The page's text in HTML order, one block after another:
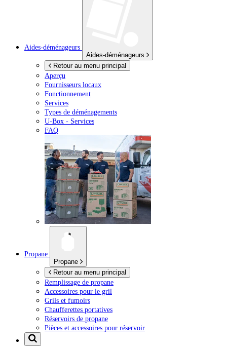
Aides-déménageurs
Aides-déménageurs
Retour au menu principal
Aperçu
Fournisseurs locaux
Fonctionnement
Services
Types de déménagements
U-Box - Services
FAQ
Propane
Propane
Retour au menu principal
Remplissage de propane
Accessoires pour le gril
Grils et fumoirs
Chaufferettes portatives
Réservoirs de propane
Pièces et accessoires pour réservoir